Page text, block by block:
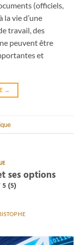
(officiels,
vie d’une
travail, des
peuvent être
et
→
ses options
5 (5)